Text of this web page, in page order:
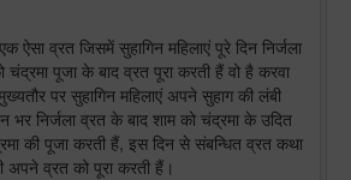
ऐसा व्रत जिसमें सुहागिन महिलाएं पूरे दिन निर्जला
पूजा के बाद व्रत पूरा करती हैं वो है करवा
पर सुहागिन महिलाएं अपने सुहाग की लंबी
भर निर्जला व्रत के बाद शाम को चंद्रमा के उदित
की पूजा करती हैं, इस दिन से संबन्धित व्रत कथा
व्रत को पूरा करती हैं।